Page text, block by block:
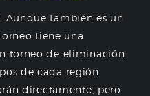
Aunque también es un
tiene una
torneo de eliminación
de cada región
directamente, pero